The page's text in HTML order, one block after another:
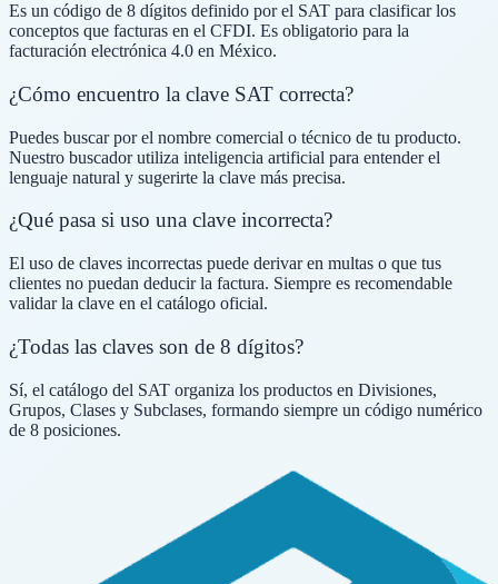
Es un código de 8 dígitos definido por el SAT para clasificar los
conceptos que facturas en el CFDI. Es obligatorio para la
facturación electrónica 4.0 en México.
¿Cómo encuentro la clave SAT correcta?
Puedes buscar por el nombre comercial o técnico de tu producto.
Nuestro buscador utiliza inteligencia artificial para entender el
lenguaje natural y sugerirte la clave más precisa.
¿Qué pasa si uso una clave incorrecta?
El uso de claves incorrectas puede derivar en multas o que tus
clientes no puedan deducir la factura. Siempre es recomendable
validar la clave en el catálogo oficial.
¿Todas las claves son de 8 dígitos?
Sí, el catálogo del SAT organiza los productos en Divisiones,
Grupos, Clases y Subclases, formando siempre un código numérico
de 8 posiciones.